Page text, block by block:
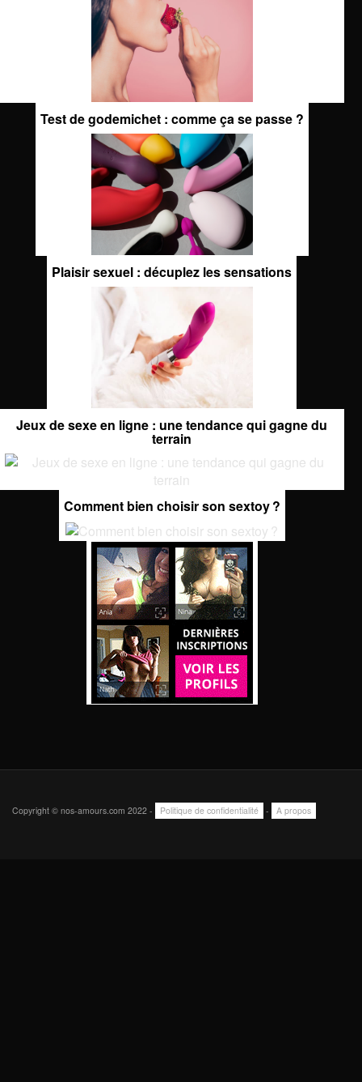
Test de godemichet : comme ça se passe ?
Plaisir sexuel : décuplez les sensations
Jeux de sexe en ligne : une tendance qui gagne du
terrain
Comment bien choisir son sextoy ?
Copyright © nos-amours.com 2022 - Politique de confidentialité - A propos